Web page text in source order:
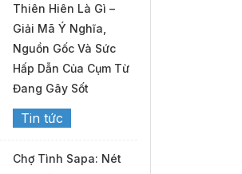
Thiên Hiên Là Gì –
Giải Mã Ý Nghĩa,
Nguồn Gốc Và Sức
Hấp Dẫn Của Cụm Từ
Đang Gây Sốt
Tin tức
Chợ Tình Sapa: Nét